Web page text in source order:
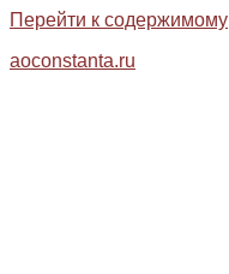
Перейти к содержимому
aoconstanta.ru